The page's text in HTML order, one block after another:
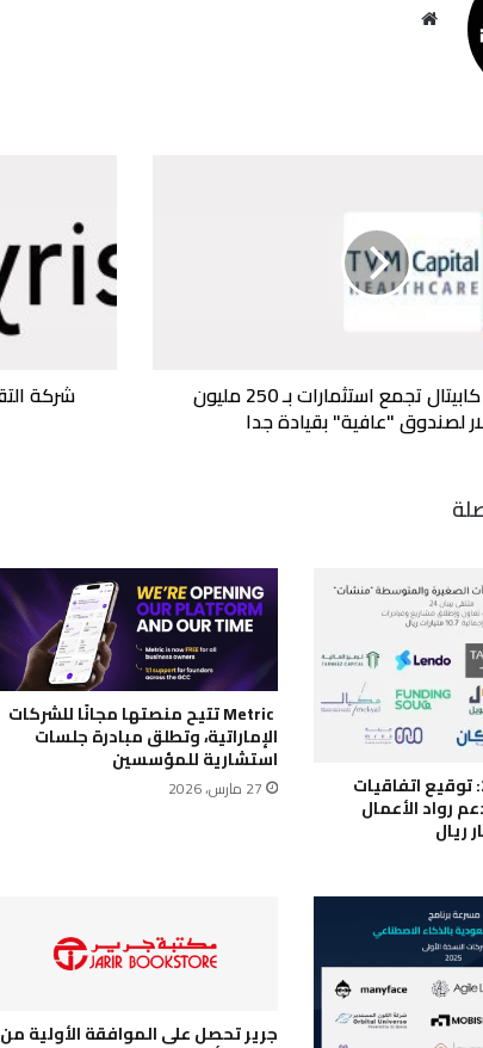
تي في إم كابيتال تجمع استثمارات بـ 250 مليون
لصندوق "عافية" بقيادة جدا
الزراعية
المناخية
iyris
تغلق
ملتقى بيبان 24: توقيع اتفاقيات
رواد الأعمال
Metric تتيح منصتها مجانًا للشركات
الإماراتية، وتطلق مبادرة جلسات
استشارية للمؤسسين
27 مارس، 2026
جرير تحصل على الموافقة الأولية من